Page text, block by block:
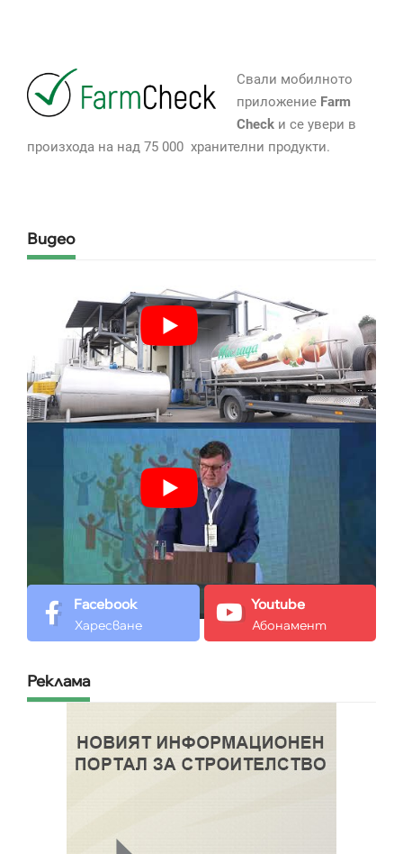
Свали мобилното
приложение Farm
Checkи се увери в
произхода на над 75 000 хранителни продукти.
Видео
Facebook
Харесване
Youtube
Абонамент
Реклама